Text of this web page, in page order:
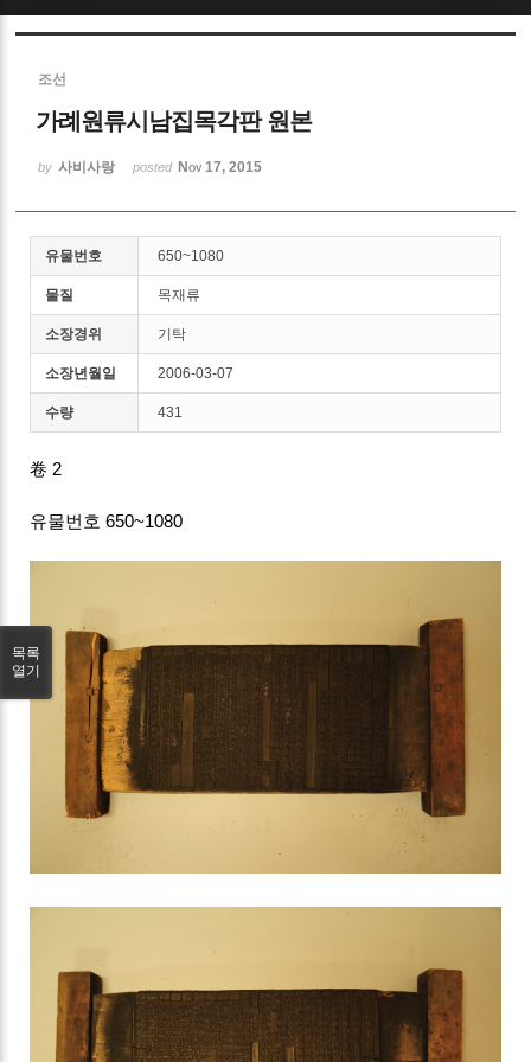
조선
가례원류시남집목각판 원본
by 사비사랑 posted Nov 17, 2015
유물번호 650~1080
물질 목재류
소장경위 기탁
소장년월일 2006-03-07
수량 431
卷 2
유물번호 650~1080
목록
열기
Sketchbook5, 스케치북5
Sketchbook5, 스케치북5